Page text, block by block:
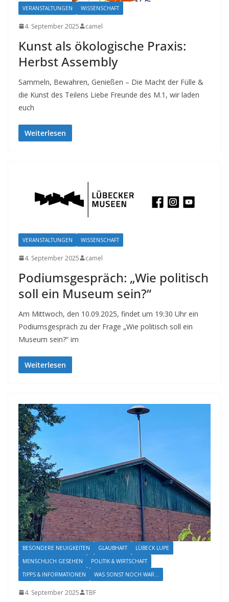
VERANSTALTUNGEN WISSENSCHAFT
4. September 2025 camel
Kunst als ökologische Praxis:
Herbst Assembly
Sammeln, Bewahren, Genießen – Die Macht der Fülle &
die Kunst des Teilens Liebe Freunde des M.1, wir laden
euch
Weiterlesen
VERANSTALTUNGEN WISSENSCHAFT
4. September 2025 camel
Podiumsgespräch: „Wie politisch
soll ein Museum sein?“
Am Mittwoch, den 10.09.2025, findet um 19:30 Uhr ein
Podiumsgespräch zu der Frage „Wie politisch soll ein
Museum sein?“ im
Weiterlesen
BESONDERE NEUIGKEITEN GLAUBHAFT
LÜBECK LUPE
MENSCHLICH GESEHEN
POLITIK & WIRTSCHAFT
TIPPS & INFORMATIONEN
WAS SONST NOCH WAR...
4. September 2025 TBF